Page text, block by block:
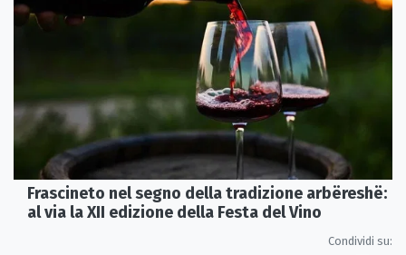
Frascineto nel segno della tradizione arbëreshë:
al via la XII edizione della Festa del Vino
Condividi su: